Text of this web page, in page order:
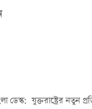
ডেস্ক: যুক্তরাষ্ট্রের নতুন